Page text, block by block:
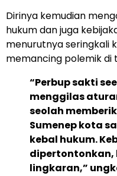
Dirinya kemudian
hukum dan juga
menurutnya seringkali
memancing polemik di
“Perbup sakti
menggilas
seolah
Sumenep kota
kebal hukum.
dipertontonkan,
lingkaran,”